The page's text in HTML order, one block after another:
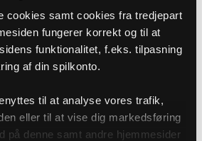
cookies samt cookies fra tredjepart
fungerer korrekt og til at
funktionalitet, f.eks. tilpasning
af din spilkonto.
til at analyse vores trafik,
eller til at vise dig markedsføring
på denne samt andre hjemmesider